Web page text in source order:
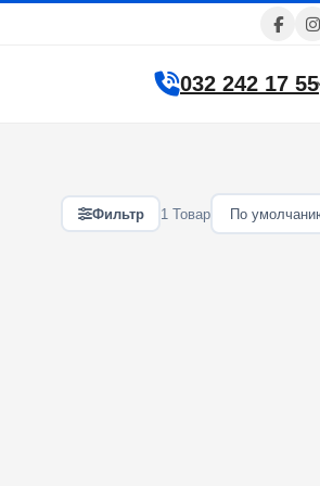
032 242 17 55
Фильтр 1 Товар